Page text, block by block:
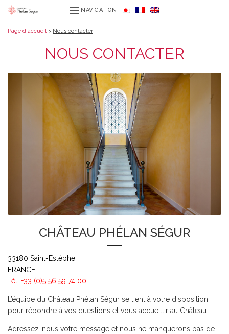
NAVIGATION
Page d'accueil> Nous contacter
NOUS CONTACTER
CHÂTEAU PHÉLAN SÉGUR
33180 Saint-Estèphe
FRANCE
Tél. +33 (0)5 56 59 74 00
L’équipe du Château Phélan Ségur se tient à votre disposition
pour répondre à vos questions et vous accueillir au Château.
Adressez-nous votre message et nous ne manquerons pas de